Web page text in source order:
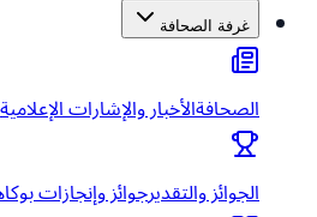
غرفة الصحافة
الصحافةالأخبار والإشارات الإعلامية
الجوائز والتقديرجوائز وإنجازات